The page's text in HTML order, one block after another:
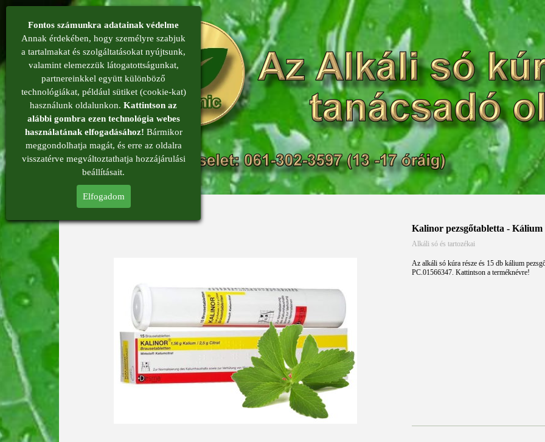
menü
Kalinor
Alkáli só és tartozékai
Az alkáli só kúra része és 15 db kálium
PC.01566347. Kattintson a terméknévre!
Fontos számunkra adatainak védelme
Annak érdekében, hogy személyre szabjuk
a tartalmakat és szolgáltatásokat nyújtsunk,
valamint elemezzük látogatottságunkat,
partnereinkkel együtt különböző
technológiákat, például sütiket (cookie-kat)
használunk oldalunkon. Kattintson az
alábbi gombra ezen technológia webes
használatának elfogadásához! Bármikor
meggondolhatja magát, és erre az oldalra
visszatérve megváltoztathatja hozzájárulási
beállításait.
Elfogadom